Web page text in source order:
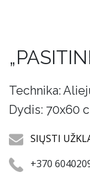
Technika:
Dydis: 70x60
SIŲSTI
+370